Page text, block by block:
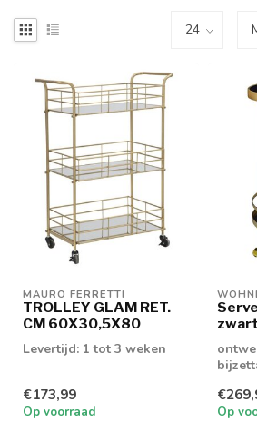
MAURO FERRETTI
TROLLEY GLAM RET.
CM 60X30,5X80
Levertijd: 1 tot 3 weken
€173,99
Op voorraad
een
Op